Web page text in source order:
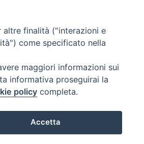
finalità ("interazioni e
come specificato nella
maggiori informazioni sui
informativa proseguirai la
policy completa.
Accetta